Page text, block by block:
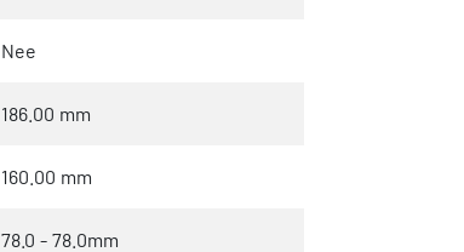
Nee
186.00 mm
160.00 mm
78.0 - 78.0mm